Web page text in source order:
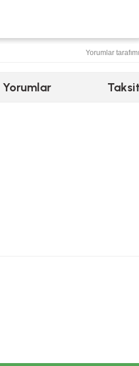
Yorumlar
Yorumlar